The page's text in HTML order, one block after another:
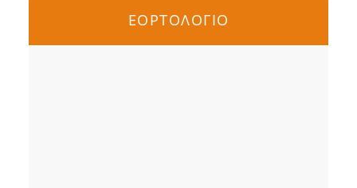
ΕΟΡΤΟΛΟΓΙΟ